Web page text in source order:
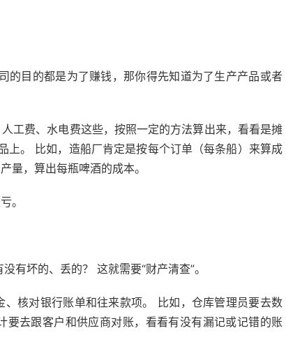
的目的都是为了赚钱，那你得先知道为了生产产品或者
工费、水电费这些，按照一定的方法算出来，看看是摊
上。 比如，造船厂肯定是按每个订单（每条船）来算成
量，算出每瓶啤酒的成本。
。
有坏的、丢的？ 这就需要“财产清查”。
核对银行账单和往来款项。 比如，仓库管理员要去数
去跟客户和供应商对账，看看有没有漏记或记错的账